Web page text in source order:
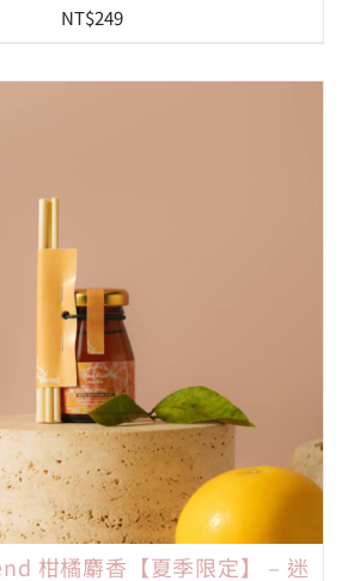
NT$249
柑橘麝香【夏季限定】 – 迷